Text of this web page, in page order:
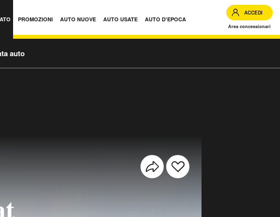
PROMOZIONI AUTO NUOVE AUTO USATE AUTO D'EPOCA
ACCEDI
Area concessionari
auto